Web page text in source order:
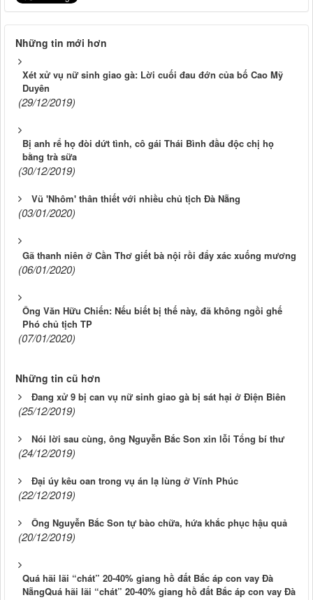
Những tin mới hơn
Xét xử vụ nữ sinh giao gà: Lời cuối đau đớn của bố Cao Mỹ
Duyên
(29/12/2019)
Bị anh rể họ đòi dứt tình, cô gái Thái Bình đầu độc chị họ
bằng trà sữa
(30/12/2019)
Vũ 'Nhôm' thân thiết với nhiều chủ tịch Đà Nẵng
(03/01/2020)
Gã thanh niên ở Cần Thơ giết bà nội rồi đẩy xác xuống mương
(06/01/2020)
Ông Văn Hữu Chiến: Nếu biết bị thế này, đã không ngồi ghế
Phó chủ tịch TP
(07/01/2020)
Những tin cũ hơn
Đang xử 9 bị can vụ nữ sinh giao gà bị sát hại ở Điện Biên
(25/12/2019)
Nói lời sau cùng, ông Nguyễn Bắc Son xin lỗi Tổng bí thư
(24/12/2019)
Đại úy kêu oan trong vụ án lạ lùng ở Vĩnh Phúc
(22/12/2019)
Ông Nguyễn Bắc Son tự bào chữa, hứa khắc phục hậu quả
(20/12/2019)
Quá hãi lãi “chát” 20-40% giang hồ đất Bắc áp con vay Đà
NẵngQuá hãi lãi “chát” 20-40% giang hồ đất Bắc áp con vay Đà